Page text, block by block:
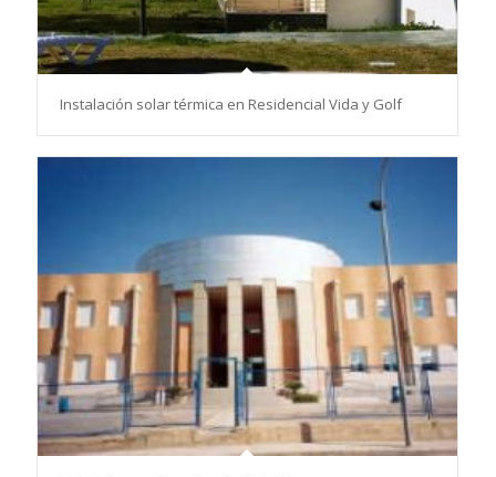
Instalación solar térmica en Residencial Vida y Golf